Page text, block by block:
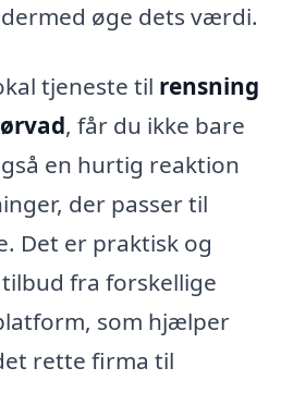
øge dets værdi.
tjeneste til rensning
, får du ikke bare
en hurtig reaktion
der passer til
Det er praktisk og
fra forskellige
som hjælper
rette firma til